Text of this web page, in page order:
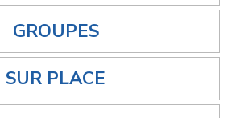
GROUPES
SUR PLACE